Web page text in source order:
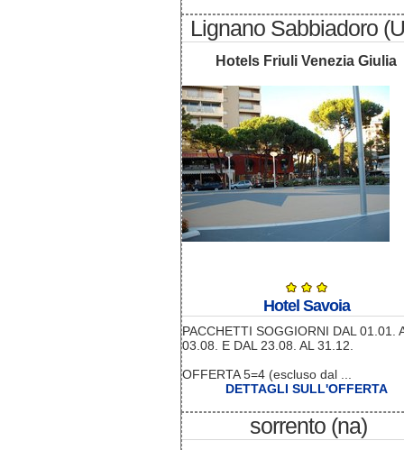
Lignano Sabbiadoro
Hotels Friuli Venezia Giulia
Hotel Savoia
PACCHETTI SOGGIORNI DAL 01.01.
03.08. E DAL 23.08. AL 31.12.
OFFERTA 5=4 (escluso dal ...
DETTAGLI SULL'OFFERTA
sorrento (na)